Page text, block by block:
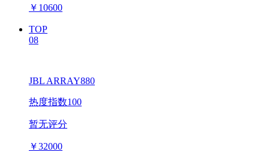
￥ 10600
TOP
08
JBL ARRAY880
热度指数100
暂无评分
￥32000